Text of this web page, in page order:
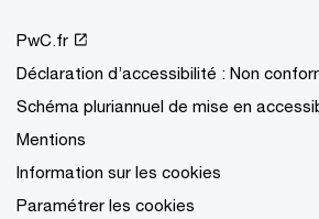
PwC.fr
Déclaration d’accessibilité : Non
Schéma pluriannuel de mise en
Mentions
Information sur les cookies
Paramétrer les cookies